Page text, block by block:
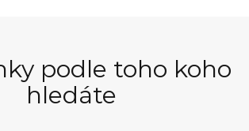
podle toho koho
hledáte